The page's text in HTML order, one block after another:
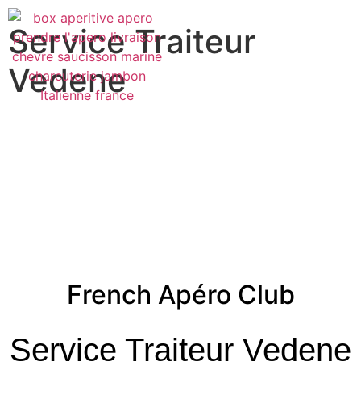
Service Traiteur
Vedene
French Apéro Club
Service Traiteur Vedene